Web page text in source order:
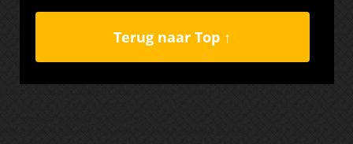
Terug naar Top ↑